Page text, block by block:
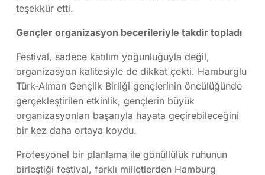
teşekkür etti.
Gençler organizasyon becerileriyle takdir topladı
Festival, sadece katılım yoğunluğuyla değil,
organizasyon kalitesiyle de dikkat çekti. Hamburglu
Türk-Alman Gençlik Birliği gençlerinin öncülüğünde
gerçekleştirilen etkinlik, gençlerin büyük
organizasyonları başarıyla hayata geçirebileceğini
bir kez daha ortaya koydu.
Profesyonel bir planlama ile gönüllülük ruhunun
birleştiği festival, farklı milletlerden Hamburg